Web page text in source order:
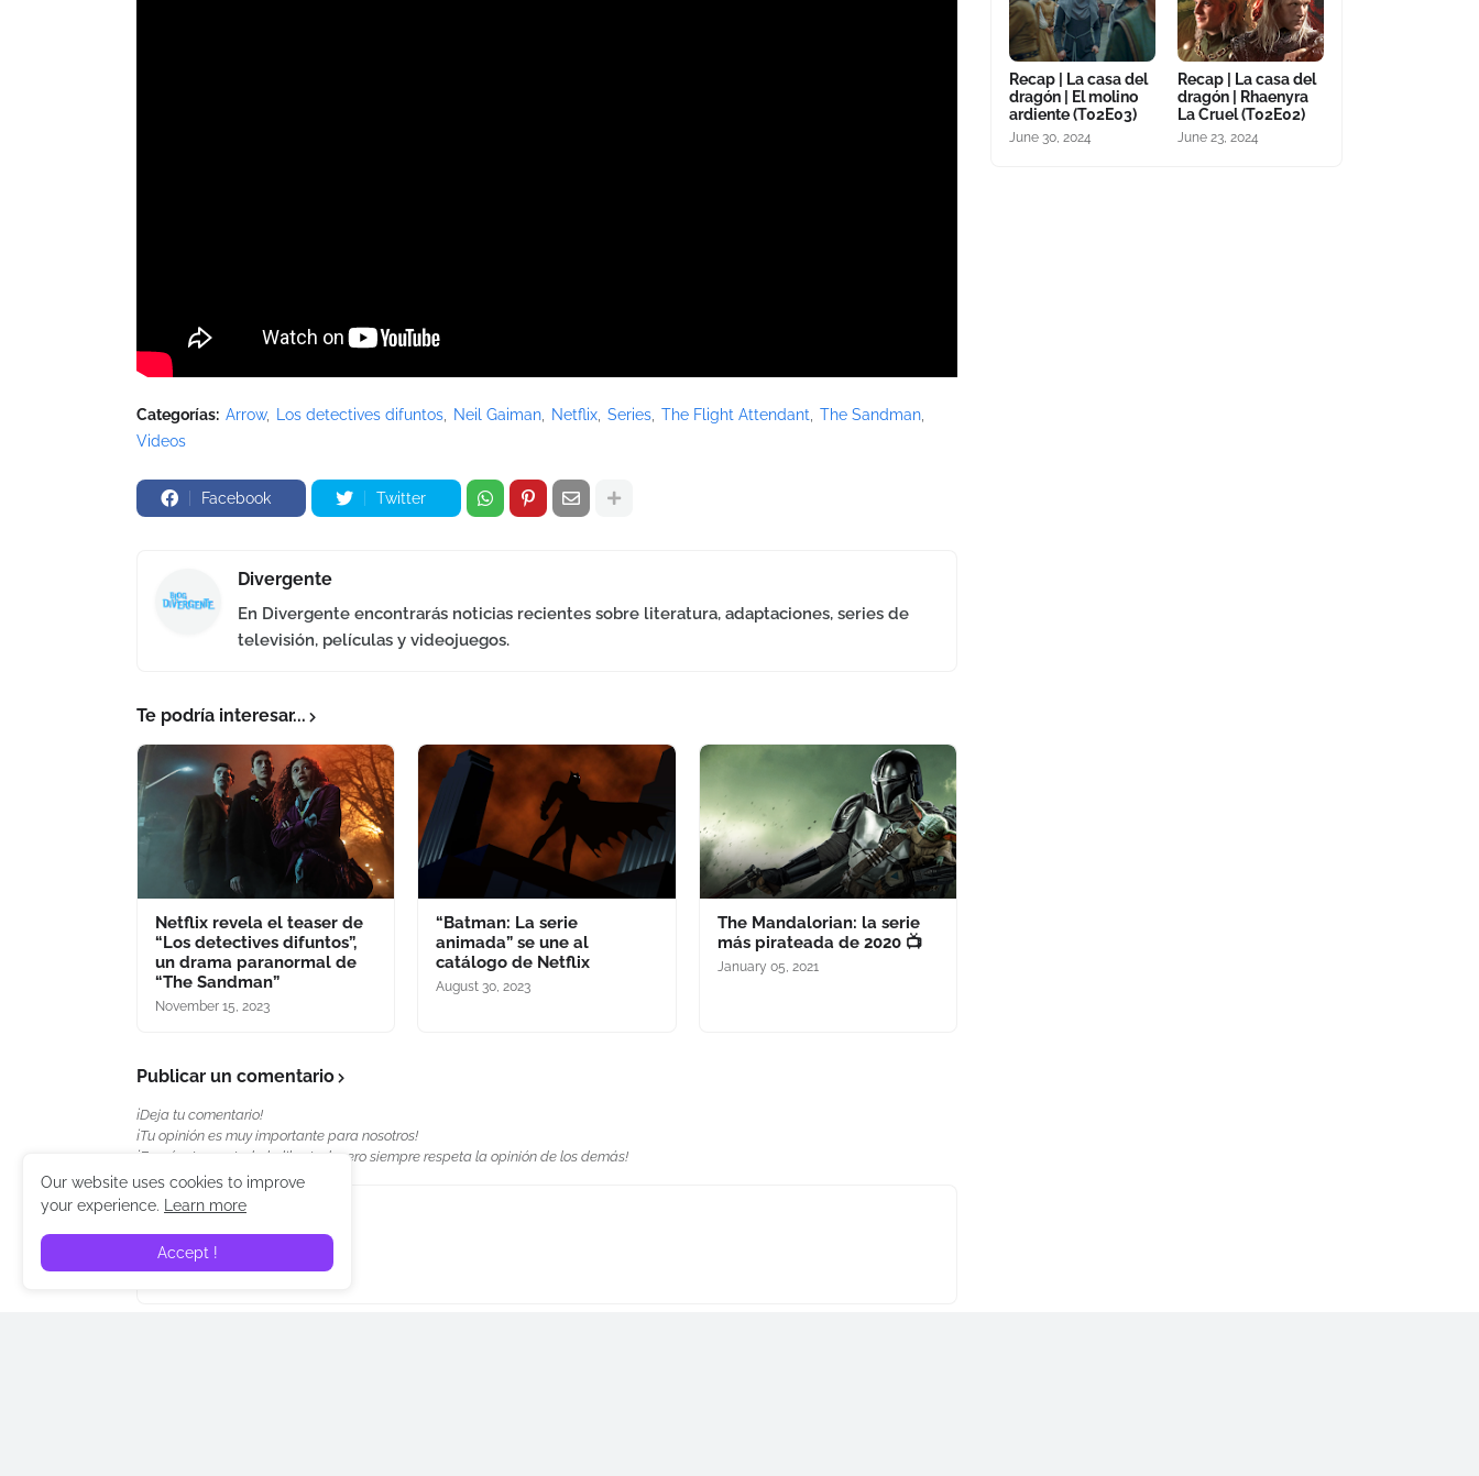
Categorías: Arrow Los detectives difuntos Neil Gaiman Netflix Series The Flight Attendant The Sandman
Videos
Facebook Twitter
Divergente
En Divergente encontrarás noticias recientes sobre literatura, adaptaciones, series de
televisión, películas y videojuegos.
Te podría interesar...
Netflix revela el teaser de
“Los detectives difuntos”,
un drama paranormal de
“The Sandman”
November 15, 2023
“Batman: La serie
animada” se une al
catálogo de Netflix
August 30, 2023
The Mandalorian: la serie
más pirateada de 2020 📺
January 05, 2021
Publicar un comentario
¡Deja tu comentario!
¡Tu opinión es muy importante para nosotros!
¡Exprésate con toda la libertad, pero siempre respeta la opinión de los demás!
Recap | La casa del
dragón | El molino
ardiente (T02E03)
June 30, 2024
Recap | La casa del
dragón | Rhaenyra
La Cruel (T02E02)
June 23, 2024
Our website uses cookies to improve
your experience.
Learn more
Accept !